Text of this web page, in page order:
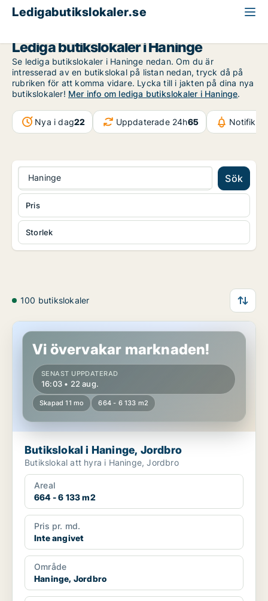
Ledigabutikslokaler.se
Lediga butikslokaler i Haninge
Se lediga butikslokaler i Haninge nedan. Om du är
intresserad av en butikslokal på listan nedan, tryck då på
rubriken för att komma vidare. Lycka till i jakten på dina nya
butikslokaler! Mer info om lediga butikslokaler i Haninge.
Nya i dag22 Uppdaterade 24h65
Haninge Sök
Storlek
Pris
100 butikslokaler
Butikslokal i Haninge, Jordbro
Vi övervakar marknaden!
SENAST UPPDATERAD
16:03 • 22 aug.
Skapad 11 mo 664 - 6 133 m2
Butikslokal i Haninge, Jordbro
Butikslokal att hyra i Haninge, Jordbro
Areal
664 - 6 133 m2
Pris pr. md.
Inte angivet
Område
Haninge, Jordbro